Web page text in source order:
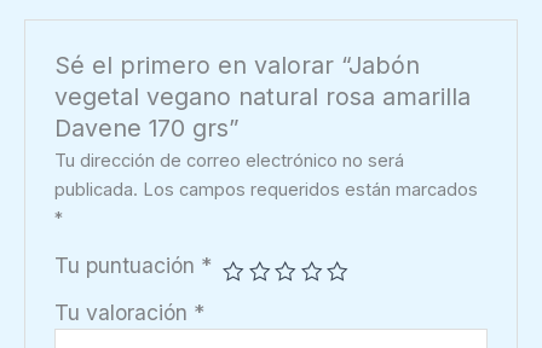
cantidad
Sé el primero en valorar “Jabón
vegetal vegano natural rosa amarilla
Davene 170 grs”
Tu dirección de correo electrónico no será
publicada. Los campos requeridos están marcados
*
Tu puntuación *
Tu valoración *